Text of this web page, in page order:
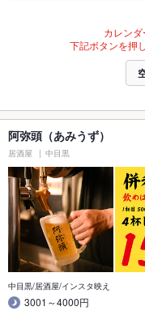
カレンダ
下記ボタンを押
阿弥頭（あみうず）
居酒屋 中目黒
中目黒/居酒屋/インスタ映え
3001～4000円